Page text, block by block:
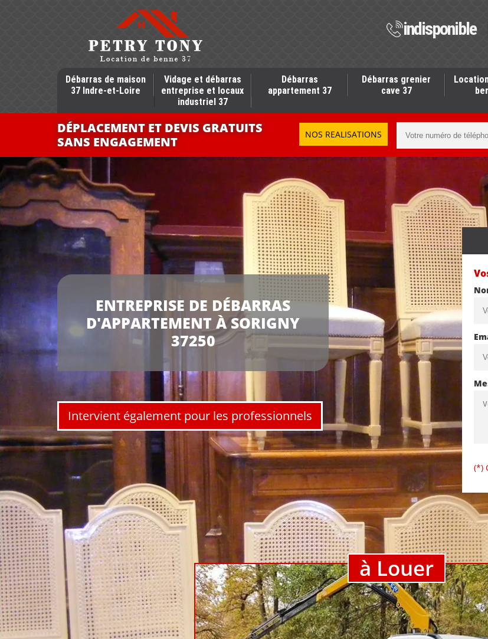
indisponible
Débarras de maison
37 Indre-et-Loire
Vidage et débarras
entreprise et locaux
industriel 37
Débarras
appartement 37
Débarras grenier
cave 37
DÉPLACEMENT ET DEVIS GRATUITS
SANS ENGAGEMENT
NOS REALISATIONS
ENTREPRISE DE DÉBARRAS
D'APPARTEMENT À SORIGNY
37250
Intervient également pour les professionnels
(*)
à Louer